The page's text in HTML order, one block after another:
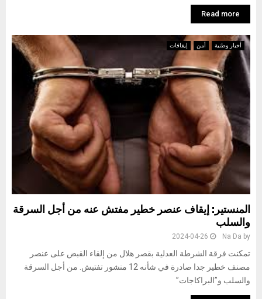
Read more
أخبار وطنية أمن إيقافات
المنستير: إيقاف عنصر خطير مفتش عنه من أجل السرقة
والسلب
by
Na Da
2024-04-26
تمكنت فرقة الشرطة العدلية بقصر هلال من إلقاء القبض على عنصر
مصنف خطير جدا صادرة في شأنه 12 منشور تفتيش. من أجل السرقة
والسلب و”البراكاجات”